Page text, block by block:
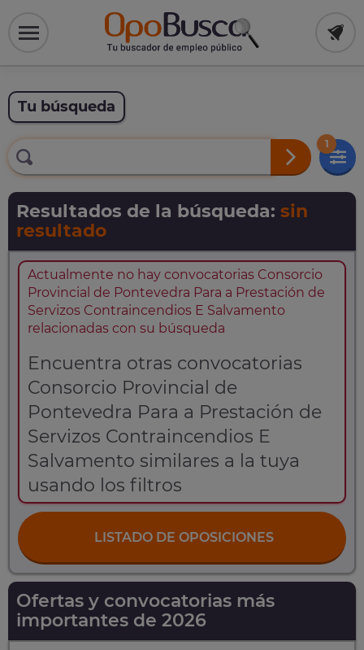
Tu búsqueda
1
Resultados de la búsqueda: sin
resultado
Actualmente no hay convocatorias Consorcio
Provincial de Pontevedra Para a Prestación de
Servizos Contraincendios E Salvamento
relacionadas con su búsqueda
Encuentra otras convocatorias
Consorcio Provincial de
Pontevedra Para a Prestación de
Servizos Contraincendios E
Salvamento similares a la tuya
usando los filtros
LISTADO DE OPOSICIONES
Ofertas y convocatorias más
importantes de 2026